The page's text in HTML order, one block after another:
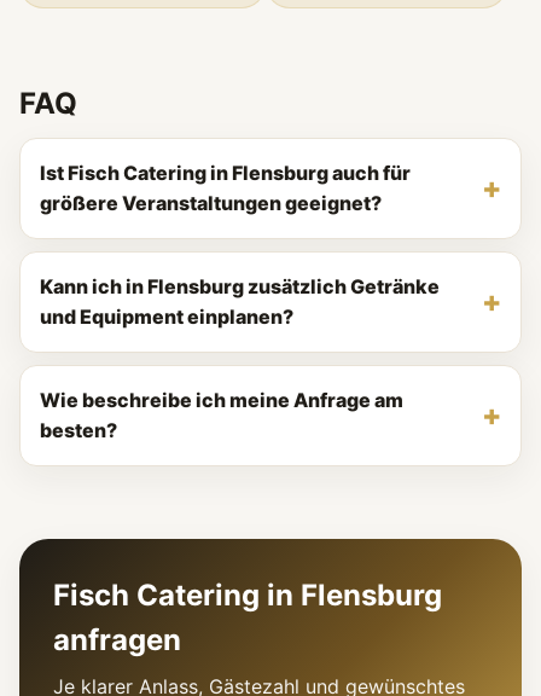
FAQ
Ist Fisch Catering in Flensburg auch für
größere Veranstaltungen geeignet?
Kann ich in Flensburg zusätzlich Getränke
und Equipment einplanen?
Wie beschreibe ich meine Anfrage am
besten?
Fisch Catering in Flensburg
anfragen
Je klarer Anlass, Gästezahl und gewünschtes